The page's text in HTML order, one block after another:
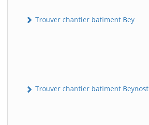
Trouver chantier batiment Bey
Trouver chantier batiment Beynost